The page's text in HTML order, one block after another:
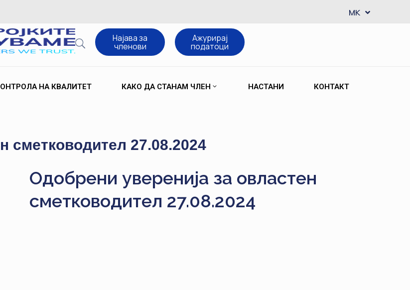
MK
SQ
Најава за
членови
Ажурирај
податоци
НА КВАЛИТЕТ КАКО ДА СТАНАМ ЧЛЕН НАСТАНИ КОНТАКТ
сметководител 27.08.2024
Одобрени уверенија за овластен
сметководител 27.08.2024